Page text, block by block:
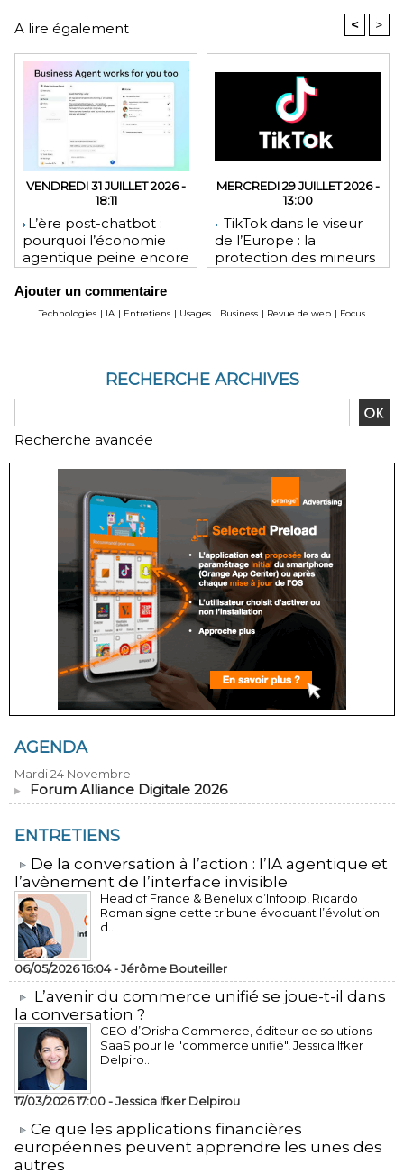
A lire également < >
VENDREDI 31 JUILLET 2026 -
18:11
​L’ère post-chatbot :
pourquoi l’économie
agentique peine encore
financières
MERCREDI 29 JUILLET 2026 -
13:00
TikTok dans le viseur
de l’Europe : la
protection des mineurs
Ajouter un commentaire
Technologies | IA | Entretiens | Usages | Business | Revue de web | Focus
RECHERCHE ARCHIVES
Recherche avancée
AGENDA
Mardi 24 Novembre
Forum Alliance Digitale 2026
ENTRETIENS
​De la conversation à l’action : l’IA agentique et
l’avènement de l’interface invisible
Head of France & Benelux d’Infobip, Ricardo
Roman signe cette tribune évoquant l’évolution
d...
06/05/2026 16:04 -Jérôme Bouteiller
L’avenir du commerce unifié se joue-t-il dans
la conversation ?
CEO d’Orisha Commerce, éditeur de solutions
SaaS pour le "commerce unifié", Jessica Ifker
Delpiro...
17/03/2026 17:00 -Jessica Ifker Delpirou
​Ce que les applications financières
européennes peuvent apprendre les unes des
autres